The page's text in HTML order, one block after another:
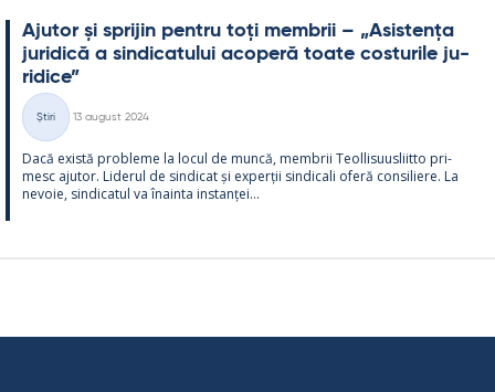
Aju­tor și spri­jin pentru toți mem­brii – „Asis­tența
ju­ri­dică a sin­dica­tu­lui aco­peră toate cos­tu­rile ju­
ri­dice”
Categorii
Știri
13 august 2024
Dacă există probleme la locul de muncă, mem­brii Teol­li­suus­liitto pri­
mesc aju­tor. Li­de­rul de sin­dicat și ex­perții sin­dicali oferă con­si­liere. La
ne­voie, sin­dica­tul va înainta ins­tanței...